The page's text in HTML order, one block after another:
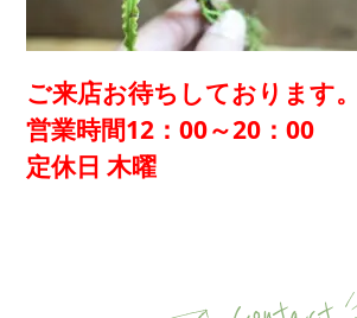
ご来店お待ちしております。
営業時間12：00～20：00
定休日 木曜